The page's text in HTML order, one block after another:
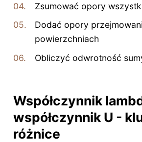
Zsumować opory
Dodać opory
powierzchniach
Obliczyć odwrotność
Współczynnik
współczynnik U -
różnice